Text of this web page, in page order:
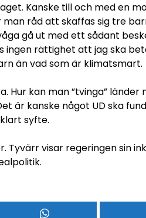
Kanske till och med en
råd att skaffas sig tre
gå ut med ett sådant
ingen rättighet att jag ska
än vad som är klimatsmart.
kan man ”tvinga” länder
är kanske något UD ska
syfte.
Tyvärr visar regeringen sin